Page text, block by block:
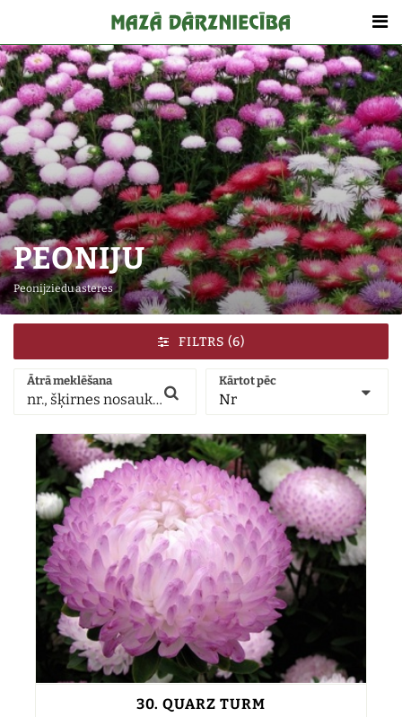
PEONIJU
Peonijziedu asteres
FILTRS (6)
Ātrā meklēšana Kārtot pēc
30. QUARZ TURM